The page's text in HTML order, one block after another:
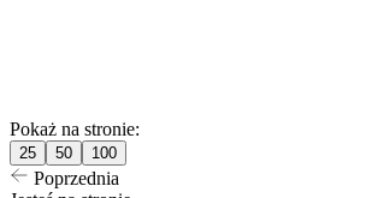
Pokaż na stronie:
25 50 100
Poprzednia